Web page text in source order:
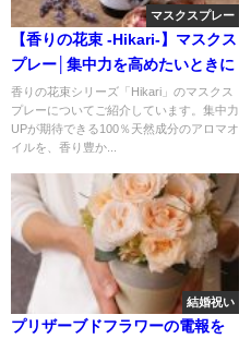
マスクスプレー
【香りの花束 -Hikari-】マスクス
プレー│集中力を高めたいときに
香りの花束シリーズ「Hikari」のマスクス
プレーについてご紹介しています。集中力
UPが期待できる100％天然成分のアロマオ
イルを、香り豊か...
結婚祝い
プリザーブドフラワーの電報を